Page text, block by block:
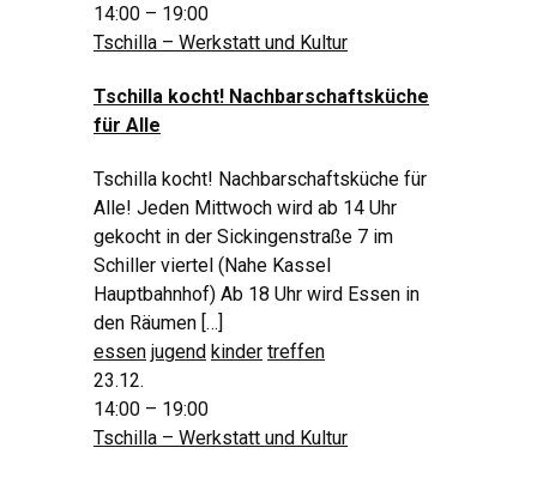
14:00 – 19:00
Tschilla – Werkstatt und Kultur
Tschilla kocht! Nachbarschaftsküche
für Alle
Tschilla kocht! Nachbarschaftsküche für
Alle! Jeden Mittwoch wird ab 14 Uhr
gekocht in der Sickingenstraße 7 im
Schiller viertel (Nahe Kassel
Hauptbahnhof) Ab 18 Uhr wird Essen in
den Räumen […]
essen jugend kinder treffen
23.12.
14:00 – 19:00
Tschilla – Werkstatt und Kultur